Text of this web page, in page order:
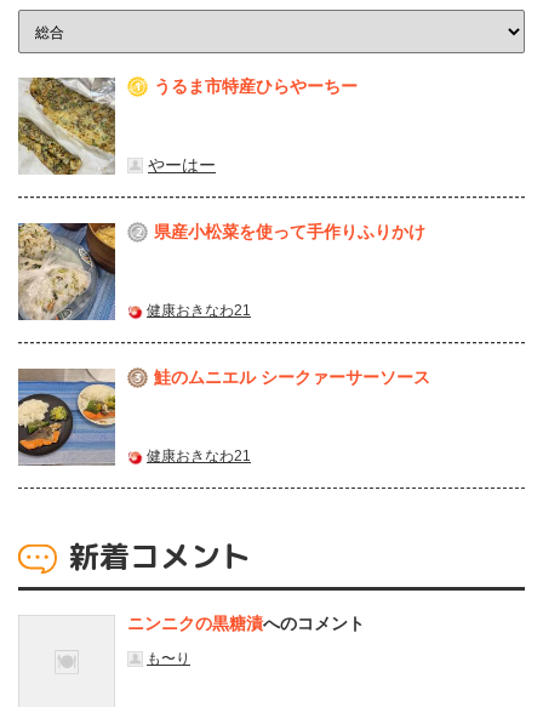
1 うるま市特産ひらやーちー
やーはー
2 県産⼩松菜を使って⼿作りふりかけ
健康おきなわ21
3 鮭のムニエル シークァーサーソース
健康おきなわ21
新着コメント
ニンニクの黒糖漬へのコメント
も〜り